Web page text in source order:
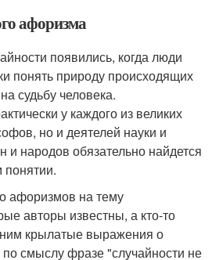
афоризма
появились, когда люди
понять природу происходящих
судьбу человека.
у каждого из великих
но и деятелей науки и
и народов обязательно найдется
афоризмов на тему
авторы известны, а кто-то
крылатые выражения о
по смыслу фразе "случайности не